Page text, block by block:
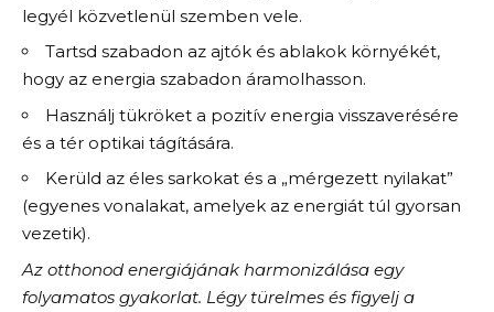
legyél közvetlenül szemben vele.
Tartsd szabadon az ajtók és ablakok környékét,
hogy az energia szabadon áramolhasson.
Használj tükröket a pozitív energia visszaverésére
és a tér optikai tágítására.
Kerüld az éles sarkokat és a „mérgezett nyilakat”
(egyenes vonalakat, amelyek az energiát túl gyorsan
vezetik).
Az otthonod energiájának harmonizálása egy
folyamatos gyakorlat. Légy türelmes és figyelj a